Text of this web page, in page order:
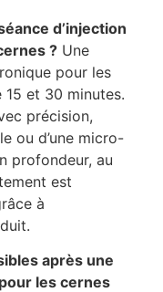
d’injection
? Une
pour les
15 et 30 minutes.
précision,
ou d’une micro-
profondeur, au
est
à
après une
les cernes